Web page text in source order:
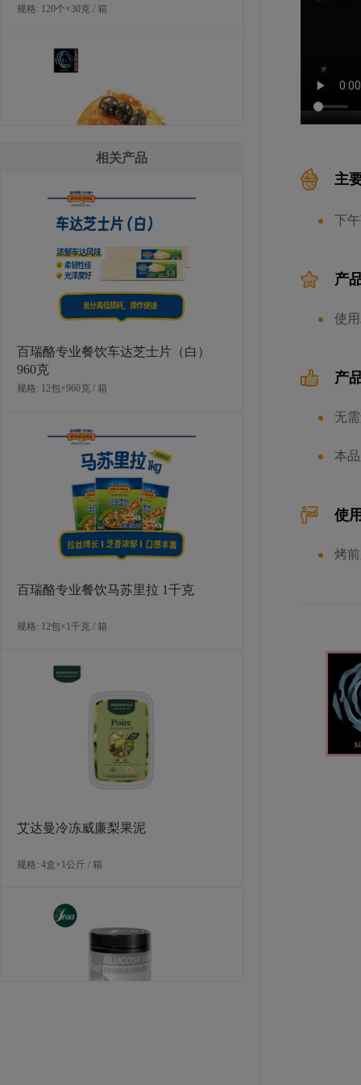
规格: 120个×30克 / 箱
LA ROSE NOIRE 蓝莓丹麦酥
规格: 120个×30克 / 箱
LA ROSE NOIRE 丹麦酥精选装A
规格: 120个×30克 / 箱
LA ROSE NOIRE 丹麦酥精选装B
规格: 120个×30克 / 箱
LA ROSE NOIRE 苹果丹麦酥
规格: 120个×30克 / 箱
相关产品
百瑞酪专业餐饮车达芝士片（白）
960克
规格: 12包×960克 / 箱
百瑞酪专业餐饮马苏里拉 1千克
规格: 12包×1千克 / 箱
艾达曼冷冻威廉梨果泥
规格: 4盒×1公斤 / 箱
主
下
产
使
产
无
本
使
烤